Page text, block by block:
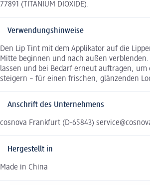
77891 (TITANIUM DIOXIDE).
Verwendungshinweise
Den Lip Tint mit dem Applikator auf die
Mitte beginnen und nach außen
lassen und bei Bedarf erneut auftragen, um
steigern – für einen frischen, glänzenden
Anschrift des Unternehmens
cosnova Frankfurt (D-65843)
Hergestellt in
Made in China